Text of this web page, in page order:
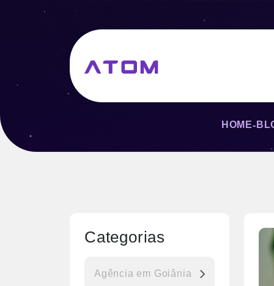
HOME-
Categorias
Agência em Goiânia